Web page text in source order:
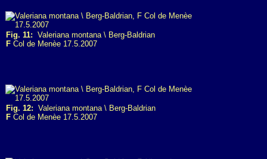
Fig. 11: Valeriana montana \ Berg-Baldrian
F Col de Menèe 17.5.2007
Fig. 12: Valeriana montana \ Berg-Baldrian
F Col de Menèe 17.5.2007